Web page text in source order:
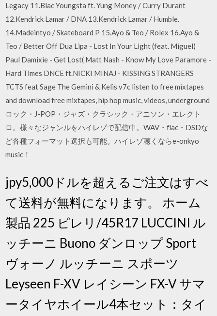
Legacy 11.Blac Youngsta ft. Yung Money / Curry Durant
12.Kendrick Lamar / DNA 13.Kendrick Lamar / Humble.
14.Madeintyo / Skateboard P 15.Ayo & Teo / Rolex 16.Ayo &
Teo / Better Off Dua Lipa - Lost In Your Light (feat. Miguel)
Paul Damixie - Get Lost( Matt Nash - Know My Love Paramore -
Hard Times DNCE ft.NICKI MINAJ - KISSING STRANGERS
TCTS feat Sage The Gemini & Kelis v7c listen to free mixtapes
and download free mixtapes, hip hop music, videos, underground
ロック・J-POP・ジャズ・クラシック・アニソン・エレクト
ロ。様々なジャンルをハイレゾで配信中。WAV・flac・DSDな
ど各種フォーマット選択も可能。ハイレゾ聴くならe-onkyo
music！
jpy5,000ドルを超えるご注文はすべ
て送料が無料になります。 ホーム
製品 225 ピレリ/45R17 LUCCINI ル
ッチーニ Buono ダンロップ Sport
ヴォーノ ルッチーニ スポーツ
Leyseen F-XV レイシーン FX-V サマ
ータイヤホイール4本セット：タイ